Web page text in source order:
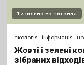
1 хвилина на читання
екологія інформація
Жовті і зелені
зібраних